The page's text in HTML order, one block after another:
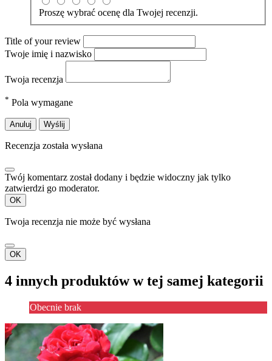
Proszę wybrać ocenę dla Twojej recenzji.
Title of your review
Twoje imię i nazwisko
Twoja recenzja
* Pola wymagane
Anuluj Wyślij
Recenzja została wysłana
Twój komentarz został dodany i będzie widoczny jak tylko
zatwierdzi go moderator.
OK
Twoja recenzja nie może być wysłana
OK
4 innych produktów w tej samej kategorii
Obecnie brak